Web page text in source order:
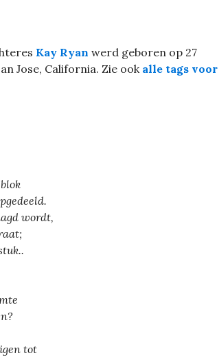
Kay Ryan werd geboren op 27
Jose, California. Zie ook alle tags
wordt,
tot